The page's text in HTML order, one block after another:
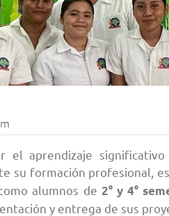
el aprendizaje
su formación profesional,
como alumnos de 2° y 4°
y entrega de sus